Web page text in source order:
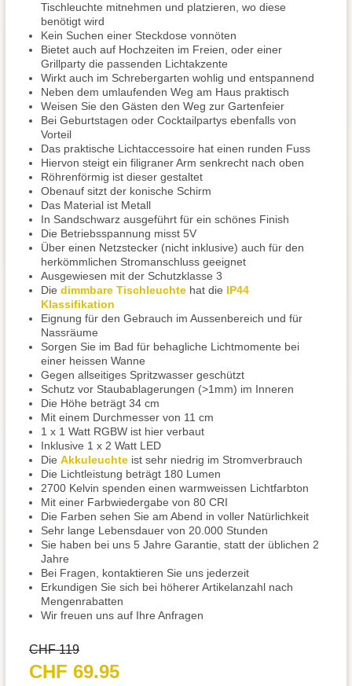
Tischleuchte mitnehmen und platzieren, wo diese
benötigt wird
Kein Suchen einer Steckdose vonnöten
Bietet auch auf Hochzeiten im Freien, oder einer
Grillparty die passenden Lichtakzente
Wirkt auch im Schrebergarten wohlig und entspannend
Neben dem umlaufenden Weg am Haus praktisch
Weisen Sie den Gästen den Weg zur Gartenfeier
Bei Geburtstagen oder Cocktailpartys ebenfalls von
Vorteil
Das praktische Lichtaccessoire hat einen runden Fuss
Hiervon steigt ein filigraner Arm senkrecht nach oben
Röhrenförmig ist dieser gestaltet
Obenauf sitzt der konische Schirm
Das Material ist Metall
In Sandschwarz ausgeführt für ein schönes Finish
Die Betriebsspannung misst 5V
Über einen Netzstecker (nicht inklusive) auch für den
herkömmlichen Stromanschluss geeignet
Ausgewiesen mit der Schutzklasse 3
Die dimmbare Tischleuchte hat die IP44
Klassifikation
Eignung für den Gebrauch im Aussenbereich und für
Nassräume
Sorgen Sie im Bad für behagliche Lichtmomente bei
einer heissen Wanne
Gegen allseitiges Spritzwasser geschützt
Schutz vor Staubablagerungen (>1mm) im Inneren
Die Höhe beträgt 34 cm
Mit einem Durchmesser von 11 cm
1 x 1 Watt RGBW ist hier verbaut
Inklusive 1 x 2 Watt LED
Die Akkuleuchte ist sehr niedrig im Stromverbrauch
Die Lichtleistung beträgt 180 Lumen
2700 Kelvin spenden einen warmweissen Lichtfarbton
Mit einer Farbwiedergabe von 80 CRI
Die Farben sehen Sie am Abend in voller Natürlichkeit
Sehr lange Lebensdauer von 20.000 Stunden
Sie haben bei uns 5 Jahre Garantie, statt der üblichen 2
Jahre
Bei Fragen, kontaktieren Sie uns jederzeit
Erkundigen Sie sich bei höherer Artikelanzahl nach
Mengenrabatten
Wir freuen uns auf Ihre Anfragen
CHF 119
CHF 69.95